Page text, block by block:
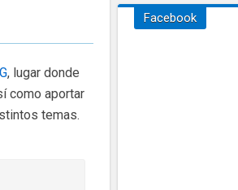
, lugar donde
como aportar
temas.
Facebook